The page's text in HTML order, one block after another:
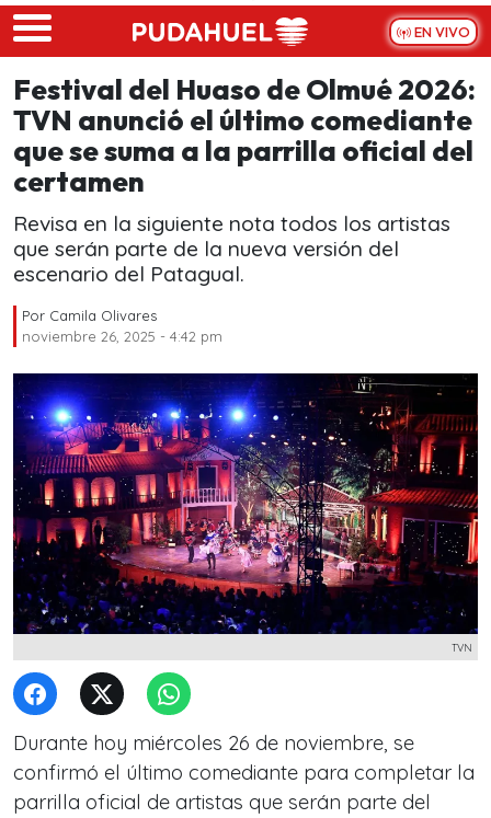
Skip to main content
EN VIVO
Festival del Huaso de Olmué 2026:
TVN anunció el último comediante
que se suma a la parrilla oficial del
certamen
Revisa en la siguiente nota todos los artistas
que serán parte de la nueva versión del
escenario del Patagual.
Por Camila Olivares
noviembre 26, 2025 - 4:42 pm
TVN
Durante hoy miércoles 26 de noviembre, se
confirmó el último comediante para completar la
parrilla oficial de artistas que serán parte del